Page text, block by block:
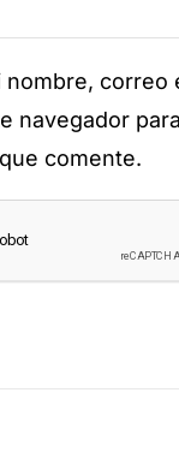
nombre, correo
navegador
comente.